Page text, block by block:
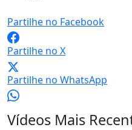
Partilhe no Facebook
Partilhe no X
Partilhe no WhatsApp
Vídeos Mais